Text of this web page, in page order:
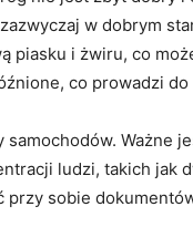
w dobrym
piasku i żwiru, co
co prowadzi do
Ważne
ludzi, takich jak
przy sobie